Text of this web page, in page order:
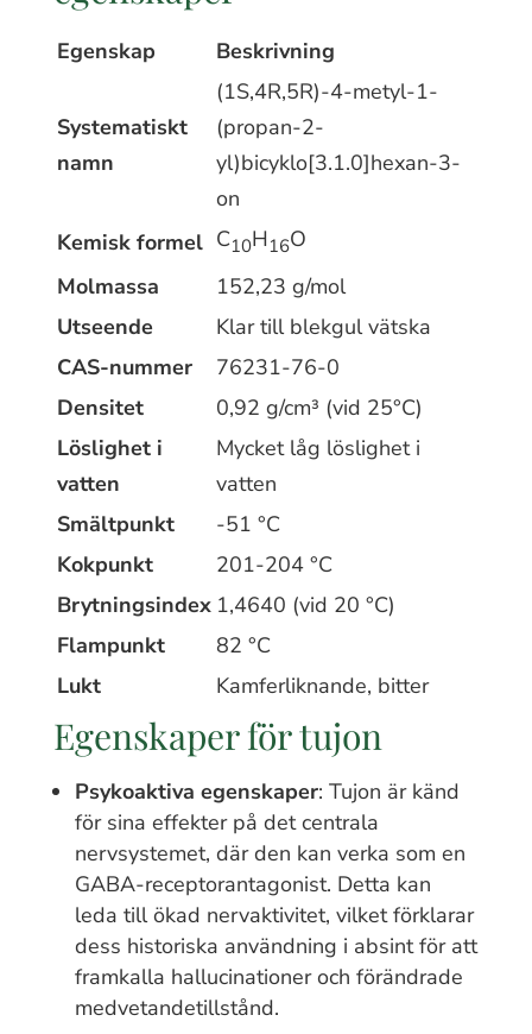
Egenskap Beskrivning
Systematiskt
namn
(1S,4R,5R)-4-metyl-1-
(propan-2-
yl)bicyklo[3.1.0]hexan-3-
on
Kemisk formel C10H16O
Molmassa
152,23 g/mol
Utseende
Klar till blekgul vätska
CAS-nummer
76231-76-0
Densitet
0,92 g/cm³ (vid 25°C)
Löslighet i
vatten
Mycket låg löslighet i
vatten
Smältpunkt
-51 °C
Kokpunkt
201-204 °C
Brytningsindex 1,4640 (vid 20 °C)
Flampunkt
82 °C
Lukt
Kamferliknande, bitter
Egenskaper för tujon
Psykoaktiva egenskaper: Tujon är känd
för sina effekter på det centrala
nervsystemet, där den kan verka som en
GABA-receptorantagonist. Detta kan
leda till ökad nervaktivitet, vilket förklarar
dess historiska användning i absint för att
framkalla hallucinationer och förändrade
medvetandetillstånd.